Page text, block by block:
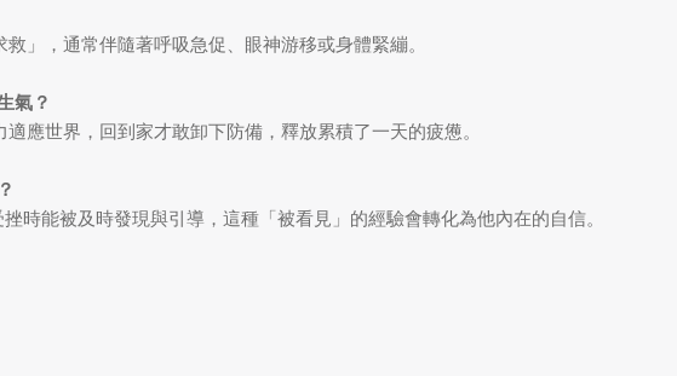
」，通常伴隨著呼吸急促、眼神游移或身體緊繃。
氣？
應世界，回到家才敢卸下防備，釋放累積了一天的疲憊。
時能被及時發現與引導，這種「被看見」的經驗會轉化為他內在的自信。